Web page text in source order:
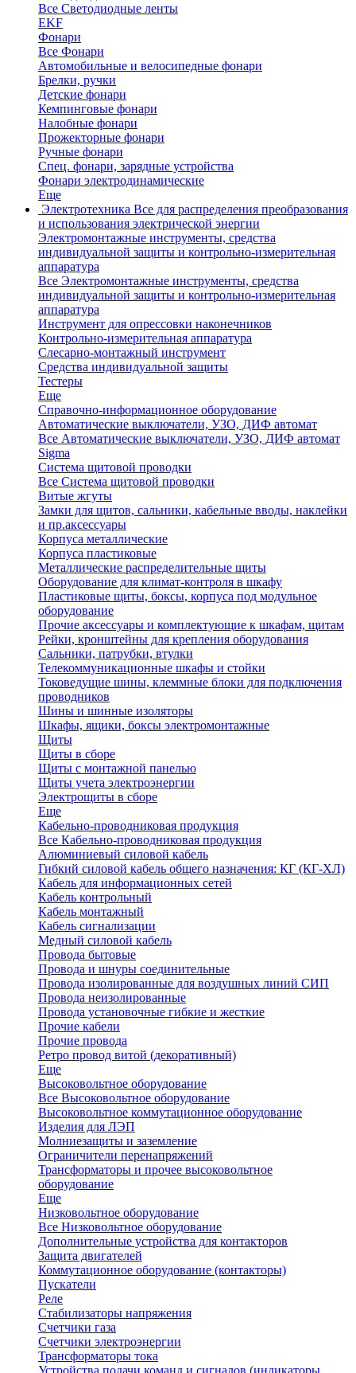
Все Светодиодные ленты
EKF
Фонари
Все Фонари
Автомобильные и велосипедные фонари
Брелки, ручки
Детские фонари
Кемпинговые фонари
Налобные фонари
Прожекторные фонари
Ручные фонари
Спец. фонари, зарядные устройства
Фонари электродинамические
Еще
Электротехника Все для распределения преобразования
и использования электрической энергии
Электромонтажные инструменты, средства
индивидуальной защиты и контрольно-измерительная
аппаратура
Все Электромонтажные инструменты, средства
индивидуальной защиты и контрольно-измерительная
аппаратура
Инструмент для опрессовки наконечников
Контрольно-измерительная аппаратура
Слесарно-монтажный инструмент
Средства индивидуальной защиты
Тестеры
Еще
Справочно-информационное оборудование
Автоматические выключатели, УЗО, ДИФ автомат
Все Автоматические выключатели, УЗО, ДИФ автомат
Sigma
Система щитовой проводки
Все Система щитовой проводки
Витые жгуты
Замки для щитов, сальники, кабельные вводы, наклейки
и пр.аксессуары
Корпуса металлические
Корпуса пластиковые
Металлические распределительные щиты
Оборудование для климат-контроля в шкафу
Пластиковые щиты, боксы, корпуса под модульное
оборудование
Прочие аксессуары и комплектующие к шкафам, щитам
Рейки, кронштейны для крепления оборудования
Сальники, патрубки, втулки
Телекоммуникационные шкафы и стойки
Токоведущие шины, клеммные блоки для подключения
проводников
Шины и шинные изоляторы
Шкафы, ящики, боксы электромонтажные
Щиты
Щиты в сборе
Щиты с монтажной панелью
Щиты учета электроэнергии
Электрощиты в сборе
Еще
Кабельно-проводниковая продукция
Все Кабельно-проводниковая продукция
Алюминиевый силовой кабель
Гибкий силовой кабель общего назначения: КГ (КГ-ХЛ)
Кабель для информационных сетей
Кабель контрольный
Кабель монтажный
Кабель сигнализации
Медный силовой кабель
Провода бытовые
Провода и шнуры соединительные
Провода изолированные для воздушных линий СИП
Провода неизолированные
Провода установочные гибкие и жесткие
Прочие кабели
Прочие провода
Ретро провод витой (декоративный)
Еще
Высоковольтное оборудование
Все Высоковольтное оборудование
Высоковольтное коммутационное оборудование
Изделия для ЛЭП
Молниезащиты и заземление
Ограничители перенапряжений
Трансформаторы и прочее высоковольтное
оборудование
Еще
Низковольтное оборудование
Все Низковольтное оборудование
Дополнительные устройства для контакторов
Защита двигателей
Коммутационное оборудование (контакторы)
Пускатели
Реле
Стабилизаторы напряжения
Счетчики газа
Счетчики электроэнергии
Трансформаторы тока
Устройства подачи команд и сигналов (индикаторы,